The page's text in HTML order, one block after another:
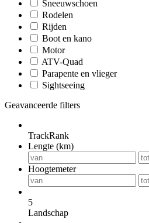
Sneeuwschoen
Rodelen
Rijden
Boot en kano
Motor
ATV-Quad
Parapente en vlieger
Sightseeing
Geavanceerde filters
TrackRank
Lengte (km)
Hoogtemeter
5
Landschap